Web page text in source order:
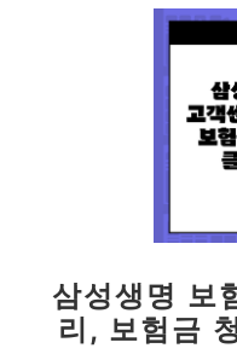
삼성생명 보
리, 보험금